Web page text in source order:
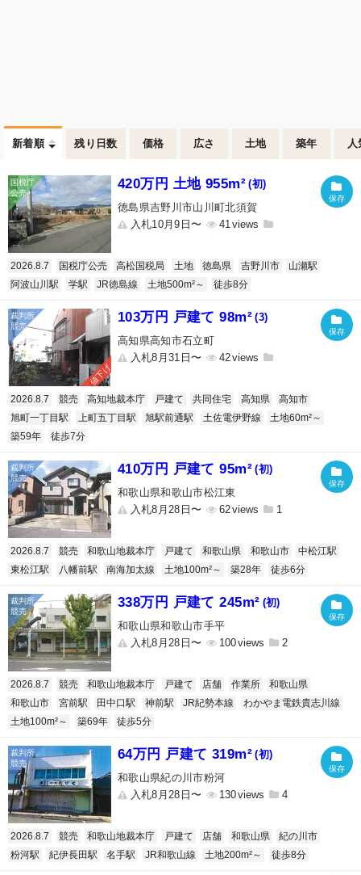
新着順 残り日数 価格 広さ 土地 築年 人
420万円 土地 955m² (初)
徳島県吉野川市山川町北須賀
入札10月9日〜
41
2026.8.7 国税庁公売 高松国税局 土地 徳島県 吉野川市
山瀬駅
阿波山川駅
学駅 JR徳島線 土地500m²～ 徒歩8分
値下げ
103万円 戸建て 98m² (3)
高知県高知市石立町
入札8月31日〜
42
2026.8.7 競売 高知地裁本庁 戸建て 共同住宅 高知県
高知市
旭町一丁目駅
上町五丁目駅 旭駅前通駅 土佐電伊野線
土地60m²～
築59年
徒歩7分
410万円 戸建て 95m² (初)
和歌山県和歌山市松江東
入札8月28日〜
62 1
2026.8.7 競売 和歌山地裁本庁 戸建て 和歌山県 和歌山市
中松江駅
東松江駅
八幡前駅 南海加太線 土地100m²～ 築28年 徒歩6分
338万円 戸建て 245m² (初)
和歌山県和歌山市手平
入札8月28日〜
100 2
2026.8.7 競売 和歌山地裁本庁 戸建て 店舗 作業所
和歌山県
和歌山市
宮前駅 田中口駅 神前駅 JR紀勢本線
わかやま電鉄貴志川線
土地100m²～
築69年 徒歩5分
64万円 戸建て 319m² (初)
和歌山県紀の川市粉河
入札8月28日〜
130 4
2026.8.7 競売 和歌山地裁本庁 戸建て 店舗 和歌山県
紀の川市
粉河駅
紀伊長田駅 名手駅 JR和歌山線 土地200m²～ 徒歩8分